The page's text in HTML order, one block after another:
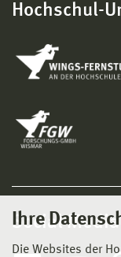
Ihre
Die Websites der
Hochschul-
Social Media